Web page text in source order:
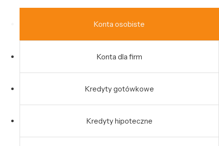
Konta osobiste
Konta dla firm
Kredyty gotówkowe
Kredyty hipoteczne